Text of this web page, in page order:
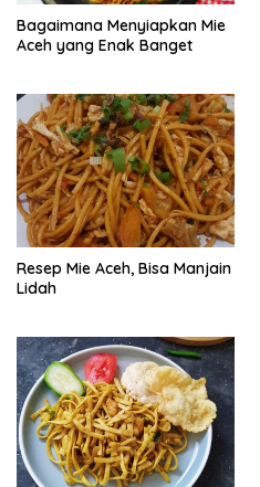
Bagaimana Menyiapkan Mie
Aceh yang Enak Banget
Resep Mie Aceh, Bisa Manjain
Lidah